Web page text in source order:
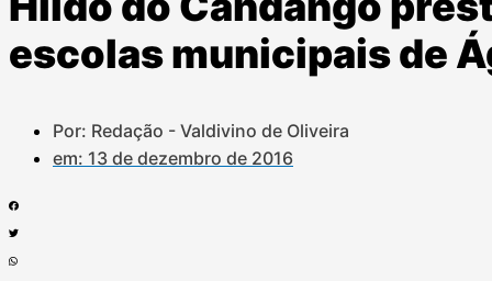
escolas municipais de
Por: Redação - Valdivino de Oliveira
em: 13 de dezembro de 2016